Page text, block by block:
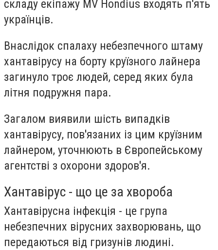
складу екіпажу MV Hondius входять п'ять
українців.
Внаслідок спалаху небезпечного штаму
хантавірусу на борту круїзного лайнера
загинуло троє людей, серед яких була
літня подружня пара.
Загалом виявили шість випадків
хантавірусу, пов'язаних із цим круїзним
лайнером, уточнюють в Європейському
агентстві з охорони здоров'я.
Хантавірус - що це за хвороба
Хантавірусна інфекція - це група
небезпечних вірусних захворювань, що
передаються від гризунів людині.